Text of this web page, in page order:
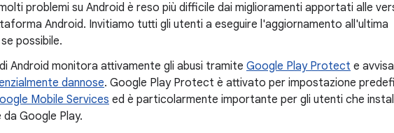
problemi su Android è reso più difficile dai miglioramenti apportati alle
Android. Invitiamo tutti gli utenti a eseguire l'aggiornamento all'ultima
possibile.
Android monitora attivamente gli abusi tramite Google Play Protect e
dannose. Google Play Protect è attivato per impostazione
Mobile Services ed è particolarmente importante per gli utenti che
Google Play.